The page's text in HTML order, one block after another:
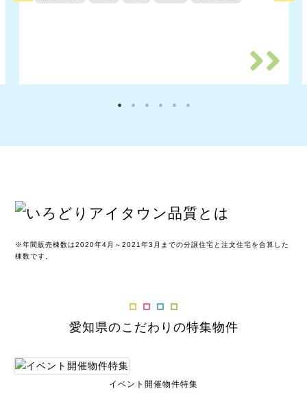
※年間販売棟数は2020年4月～2021年3月までの分譲住宅と注文住宅を合算した
棟数です。
愛知県のこだわりの特集物件
イベント開催物件特集